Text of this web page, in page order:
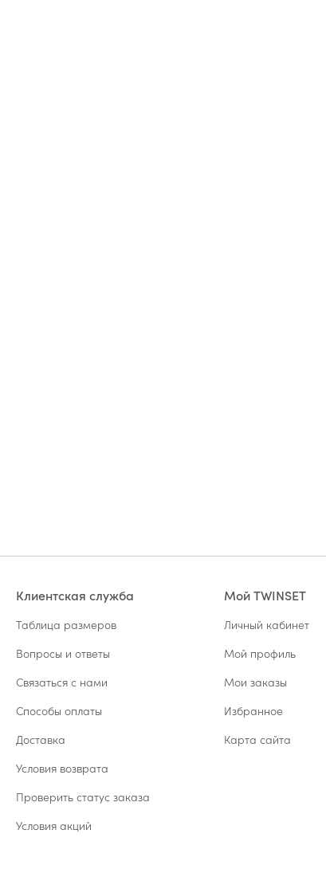
Клиентская служба
Таблица размеров
Вопросы и ответы
Связаться с нами
Способы оплаты
Доставка
Условия возврата
Проверить статус заказа
Условия акций
Мой TWINSET
Личный кабинет
Мой профиль
Мои заказы
Избранное
Карта сайта